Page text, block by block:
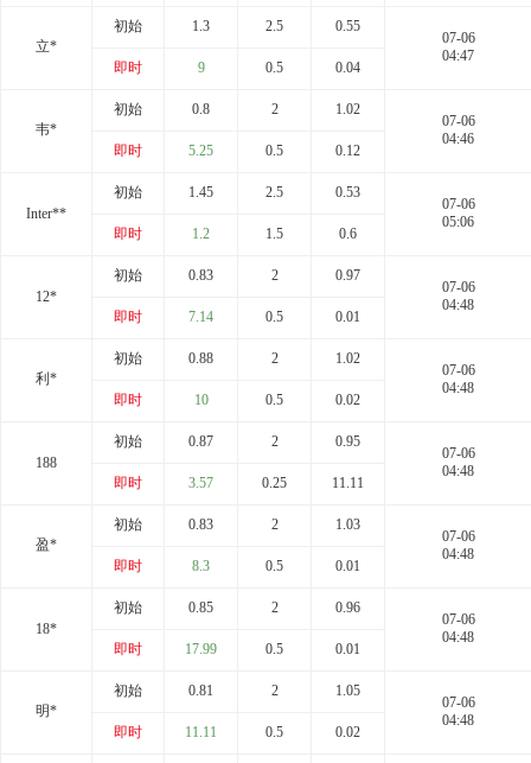
立*
初始 1.3 2.5 0.55
07-06
04:47
即时 9 0.5 0.04
韦*
初始 0.8 2 1.02
07-06
04:46
即时 5.25 0.5 0.12
Inter**
初始 1.45 2.5 0.53
07-06
05:06
即时 1.2 1.5 0.6
12*
初始 0.83 2 0.97
07-06
04:48
即时 7.14 0.5 0.01
利*
初始 0.88 2 1.02
07-06
04:48
即时 10 0.5 0.02
188
初始 0.87 2 0.95
07-06
04:48
即时 3.57 0.25 11.11
盈*
初始 0.83 2 1.03
07-06
04:48
即时 8.3 0.5 0.01
18*
初始 0.85 2 0.96
07-06
04:48
即时 17.99 0.5 0.01
明*
初始 0.81 2 1.05
07-06
04:48
即时 11.11 0.5 0.02